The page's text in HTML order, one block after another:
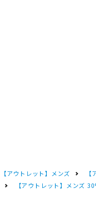
【アウトレット】メンズ
【アウトレット】メンズ